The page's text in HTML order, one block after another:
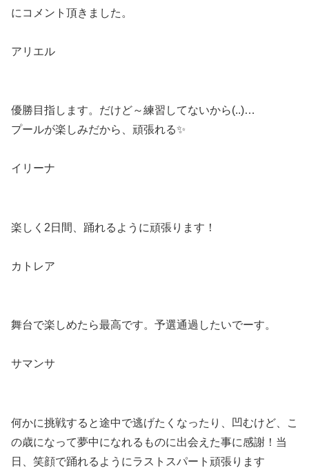
にコメント頂きました。
アリエル
優勝目指します。だけど～練習してないから(..)…
プールが楽しみだから、頑張れる✨
イリーナ
楽しく2日間、踊れるように頑張ります！
カトレア
舞台で楽しめたら最高です。予選通過したいでーす。
サマンサ
何かに挑戦すると途中で逃げたくなったり、凹むけど、こ
の歳になって夢中になれるものに出会えた事に感謝！当
日、笑顔で踊れるようにラストスパート頑張ります